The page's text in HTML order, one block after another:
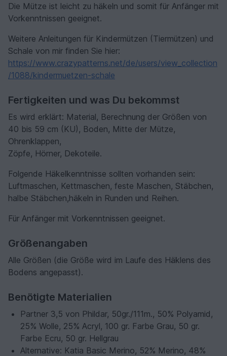
Die Mütze ist leicht zu häkeln und somit für Anfänger mit
Vorkenntnissen geeignet.
Weitere Anleitungen für Kindermützen (Tiermützen) und
Schale von mir finden Sie hier:
https://www.crazypatterns.net/de/users/view_collection
/1088/kindermuetzen-schale
Fertigkeiten und was Du bekommst
Es wird erklärt: Material, Berechnung der Größen von
40 bis 59 cm (KU), Boden, Mitte der Mütze,
Ohrenklappen,
Zöpfe, Hörner, Dekoteile.
Folgende Häkelkenntnisse sollten vorhanden sein:
Luftmaschen, Kettmaschen, feste Maschen, Stäbchen,
halbe Stäbchen,häkeln in Runden und Reihen.
Für Anfänger mit Vorkenntnissen geeignet.
Größenangaben
Alle Größen (die Größe wird im Laufe des Häklens des
Bodens angepasst).
Benötigte Materialien
Partner 3,5 von Phildar, 50gr./111m., 50% Polyamid,
25% Wolle, 25% Acryl, 100 gr. Farbe Grau, 50 gr.
Farbe Ecru, 50 gr. Hellgrau
Alternative: Katia Basic Merino, 52% Merino, 48%